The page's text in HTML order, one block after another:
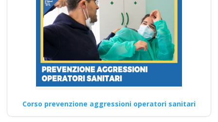
Corso prevenzione aggressioni operatori sanitari